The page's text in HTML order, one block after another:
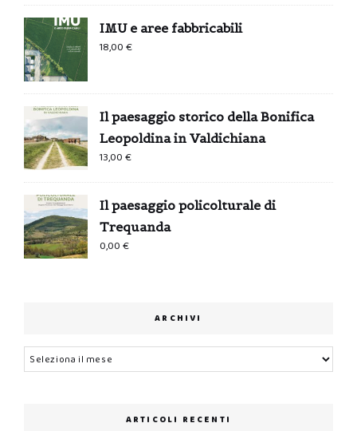
IMU e aree fabbricabili
18,00€
Il paesaggio storico della Bonifica
Leopoldina in Valdichiana
13,00€
Il paesaggio policolturale di
Trequanda
0,00€
ARCHIVI
Archivi
ARTICOLI RECENTI